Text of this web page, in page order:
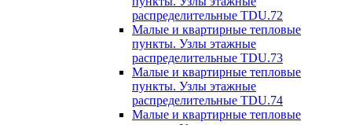
распределительные TDU.72
Малые и квартирные тепловые
пункты. Узлы этажные
распределительные TDU.73
Малые и квартирные тепловые
пункты. Узлы этажные
распределительные TDU.74
Малые и квартирные тепловые